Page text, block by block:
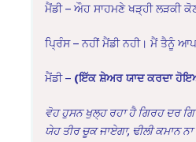
ਮੈਂਡੀ – ਔਹ ਸਾਹਮਣੇ ਖੜ੍ਹੀ ਲੜਕੀ
ਪ੍ਰਿੰਸ – ਨਹੀਂ ਮੈਂਡੀ ਨਹੀ। ਮੈਂ ਤੈਨੂੰ
ਮੈਂਡੀ – (ਇੱਕ ਸ਼ੇਅਰ ਯਾਦ ਕਰਦਾ
ਵੋਹ ਹੁਸਨ ਖੁਲ੍ਹ ਰਹਾ ਹੈ ਗਿਰਹ ਦਰ
ਯੇਹ ਤੀਰ ਚੂਕ ਜਾਏਗਾ, ਢੀਲੀ ਕਮਾਨ